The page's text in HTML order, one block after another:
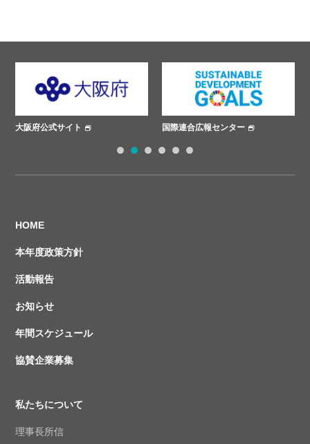
大阪府公式サイト 国際連合広報センター
HOME
本年度政策方針
活動報告
お知らせ
年間スケジュール
協賛企業募集
私たちについて
理事長所信